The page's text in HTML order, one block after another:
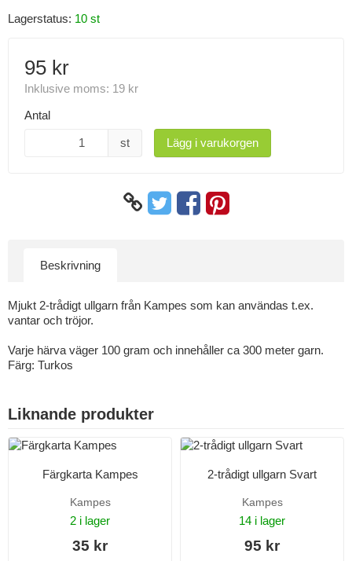
Lagerstatus: 10 st
95 kr
Inklusive moms: 19 kr
Antal
st Lägg i varukorgen
Beskrivning
Mjukt 2-trådigt ullgarn från Kampes som kan användas t.ex.
vantar och tröjor.
Varje härva väger 100 gram och innehåller ca 300 meter garn.
Färg: Turkos
Liknande produkter
Färgkarta Kampes
Kampes
2 i lager
35 kr
2-trådigt ullgarn Svart
Kampes
14 i lager
95 kr